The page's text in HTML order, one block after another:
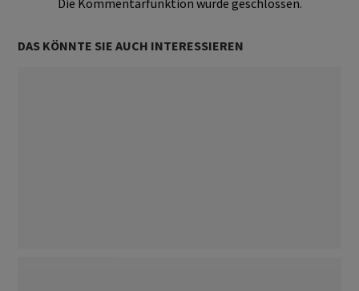
Die Kommentarfunktion wurde geschlossen.
DAS KÖNNTE SIE AUCH INTERESSIEREN